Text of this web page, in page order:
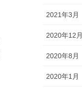
2021年3月
2020年12月
2020年8月
2020年1月